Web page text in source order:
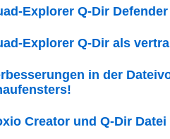
Explorer Q-Dir
Explorer Q-Dir als
in der
Creator und Q-Dir